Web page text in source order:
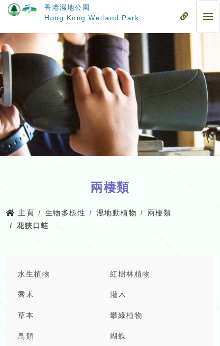
要
內
容
香港濕地公園
Hong Kong Wetland Park
流
流
動
兩棲類
主頁 生物多樣性 濕地動植物
兩棲類
花狹口蛙
水生植物 紅樹林植物
喬木 灌木
草本 攀緣植物
鳥類 蝴蝶